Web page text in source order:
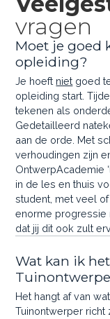
vragen
Moet je goed
opleiding?
Je hoeft niet goed
opleiding start.
tekenen als
Gedetailleerd
aan de orde. Met
verhoudingen zijn
OntwerpAcademie
in de les en thuis
student, met veel
enorme progressie
dat jij dit ook zult
Wat kan ik
Het hangt af van
Tuinontwerper